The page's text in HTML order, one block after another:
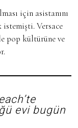
için asistanını
Versace
pop kültürüne ve
evi bugün